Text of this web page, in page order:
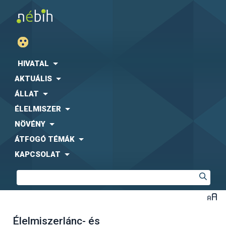
HIVATAL
AKTUÁLIS
ÁLLAT
ÉLELMISZER
NÖVÉNY
ÁTFOGÓ TÉMÁK
KAPCSOLAT
Élelmiszerlánc- és